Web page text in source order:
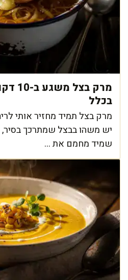
מרק
בכלל
מרק בצל תמיד מחזיר אותי
יש משהו בבצל שמתרכך
שמיד מחמם את ...